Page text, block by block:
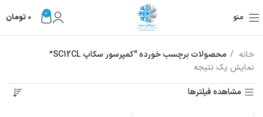
منو 0
0 تومان
خانه
محصولات برچسب خورده “کمپرسور سکاپ SC12CL”
نمایش یک نتیجه
مشاهده فیلترها